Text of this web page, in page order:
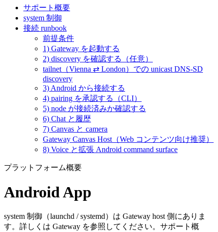
サポート概要
system 制御
接続 runbook
前提条件
1) Gateway を起動する
2) discovery を確認する（任意）
tailnet（Vienna ⇄ London）での unicast DNS-SD
discovery
3) Android から接続する
4) pairing を承認する（CLI）
5) node が接続済みか確認する
6) Chat と履歴
7) Canvas と camera
Gateway Canvas Host（Web コンテンツ向け推奨）
8) Voice と拡張 Android command surface
プラットフォーム概要
Android App
system 制御（launchd / systemd）は Gateway host 側にありま
す。詳しくは Gateway を参照してください。サポート概